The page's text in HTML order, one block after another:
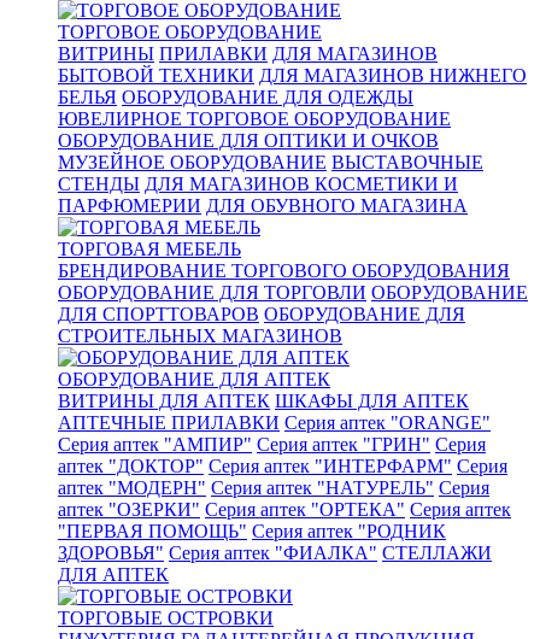
ТОРГОВОЕ ОБОРУДОВАНИЕ
ВИТРИНЫ ПРИЛАВКИ ДЛЯ МАГАЗИНОВ
БЫТОВОЙ ТЕХНИКИ ДЛЯ МАГАЗИНОВ НИЖНЕГО
БЕЛЬЯ ОБОРУДОВАНИЕ ДЛЯ ОДЕЖДЫ
ЮВЕЛИРНОЕ ТОРГОВОЕ ОБОРУДОВАНИЕ
ОБОРУДОВАНИЕ ДЛЯ ОПТИКИ И ОЧКОВ
МУЗЕЙНОЕ ОБОРУДОВАНИЕ ВЫСТАВОЧНЫЕ
СТЕНДЫ ДЛЯ МАГАЗИНОВ КОСМЕТИКИ И
ПАРФЮМЕРИИ ДЛЯ ОБУВНОГО МАГАЗИНА
ТОРГОВАЯ МЕБЕЛЬ
БРЕНДИРОВАНИЕ ТОРГОВОГО ОБОРУДОВАНИЯ
ОБОРУДОВАНИЕ ДЛЯ ТОРГОВЛИ ОБОРУДОВАНИЕ
ДЛЯ СПОРТТОВАРОВ ОБОРУДОВАНИЕ ДЛЯ
СТРОИТЕЛЬНЫХ МАГАЗИНОВ
ОБОРУДОВАНИЕ ДЛЯ АПТЕК
ВИТРИНЫ ДЛЯ АПТЕК ШКАФЫ ДЛЯ АПТЕК
АПТЕЧНЫЕ ПРИЛАВКИ Серия аптек "ORANGE"
Серия аптек "АМПИР" Серия аптек "ГРИН" Серия
аптек "ДОКТОР" Серия аптек "ИНТЕРФАРМ" Серия
аптек "МОДЕРН" Серия аптек "НАТУРЕЛЬ" Серия
аптек "ОЗЕРКИ" Серия аптек "ОРТЕКА" Серия аптек
"ПЕРВАЯ ПОМОЩЬ" Серия аптек "РОДНИК
ЗДОРОВЬЯ" Серия аптек "ФИАЛКА" СТЕЛЛАЖИ
ДЛЯ АПТЕК
ТОРГОВЫЕ ОСТРОВКИ